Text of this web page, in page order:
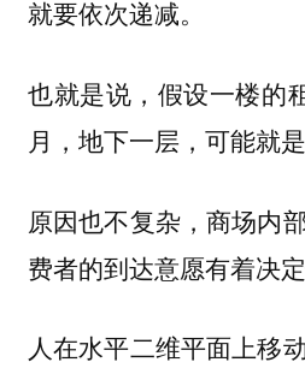
就要依次递减。
也就是说，假设一楼的
月，地下一层，可能就是
原因也不复杂，商场内
费者的到达意愿有着决定
人在水平二维平面上移